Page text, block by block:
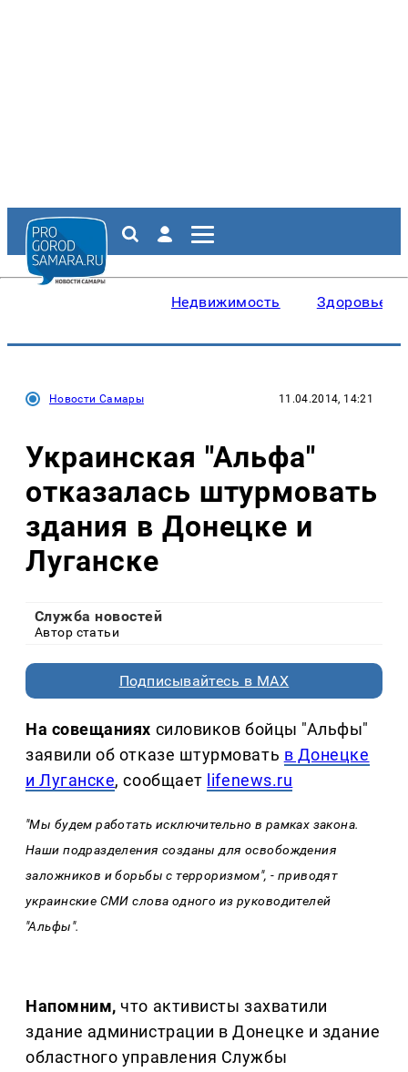
Недвижимость Здоровье
Новости Самары 11.04.2014, 14:21
Украинская "Альфа"
отказалась штурмовать
здания в Донецке и
Луганске
Служба новостей
Автор статьи
Подписывайтесь в MAX
На совещаниях силовиков бойцы "Альфы"
заявили об отказе штурмовать в Донецке
и Луганске, сообщает lifenews.ru
"Мы будем работать исключительно в рамках закона.
Наши подразделения созданы для освобождения
заложников и борьбы с терроризмом", - приводят
украинские СМИ слова одного из руководителей
"Альфы".
Напомним, что активисты захватили
здание администрации в Донецке и здание
областного управления Службы